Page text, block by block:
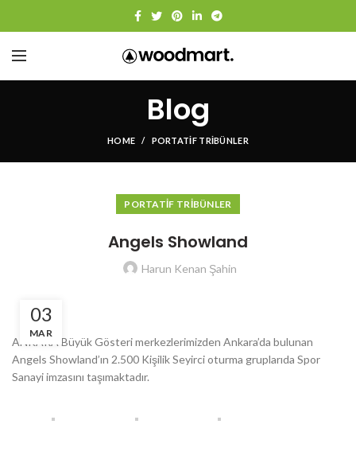
Blog
HOME PORTATIF TRIBÜNLER
PORTATIF TRIBÜNLER
Angels Showland
Harun Kenan Şahin
03
MAR
ANKARA Büyük Gösteri merkezlerimizden Ankara’da bulunan
Angels Showland’ın 2.500 Kişilik Seyirci oturma gruplarıda Spor
Sanayi imzasını taşımaktadır.